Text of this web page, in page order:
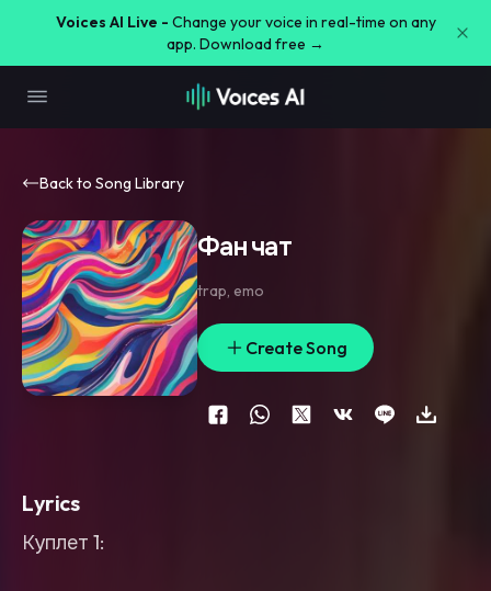
Voices AI Live - Change your voice in real-time on any
app. Download free →
Back to Song Library
Фан чат
trap, emo
Create Song
Lyrics
Куплет 1: